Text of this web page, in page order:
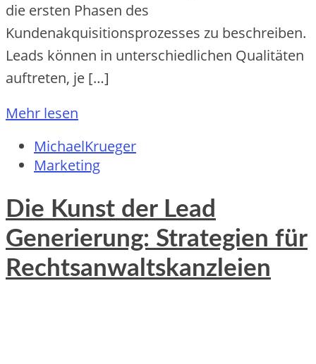
die ersten Phasen des
Kundenakquisitionsprozesses zu beschreiben.
Leads können in unterschiedlichen Qualitäten
auftreten, je […]
Mehr lesen
MichaelKrueger
Marketing
Die Kunst der Lead
Generierung: Strategien für
Rechtsanwaltskanzleien